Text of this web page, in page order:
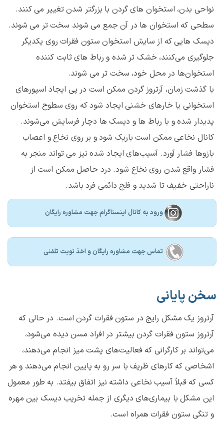
نواحی بدن، استخوان های گردن با بزرگتر شدن تغییر می کنند.
سطحی که استخوان ها در آن جمع می شوند سخت تر می شوند.
دیسک هایی که از سایش استخوان ستون فقرات روی یکدیگر
جلوگیری می‌کنند، خشک تر شده و رباط های ثابت کننده
استخوان‌ها در محل خود، سخت تر می شوند.
با گذشت زمان، آرتروز گردن ممکن است در پی ایجاد اسپورهای
استخوانی یا خارهای خشنی ایجاد شود که روی سطوح استخوان
پدیدار شده و با رباط ها و دیسک ها دچار فرسایش می‌شوند.
کانال نخاعی ممکن است باریک شود و بر روی نخاع و اعصاب
بازوها فشار آورد. آسیب‌های ایجاد شده نیز می تواند منجر به
فشار واقع شدن روی نخاع شود. درد حاصل ممکن است از
ناراحتی خفیف تا شدید و فلج دائمی فرد باشد.
ورود به کانال اینستاگرام جهت مشاوره رایگان
تماس جهت مشاوره رايگان و اخذ نوبت تلفنی
سخن پایانی
آرتروز یک مشکل رایج در ستون فقرات گردن است. در حالی که
آرتروز ستون فقرات گردن بیشتر در افراد مسن دیده می‌شود،
می‌تواند بر کارگرانی که فعالیت‌های پشت میز انجام می‌دهند،
اشخاصی که کارهای ظریف با سر رو به پایین انجام می‌دهند و هر
کسی که قبلاً آسیب نخاعی داشته نیز اتفاق بیفتد. به طور معمول
این مشکل با بیماری‌های دیگری از جمله تخریب دیسک بین مهره
و تنگی ستون فقرات همراه است.